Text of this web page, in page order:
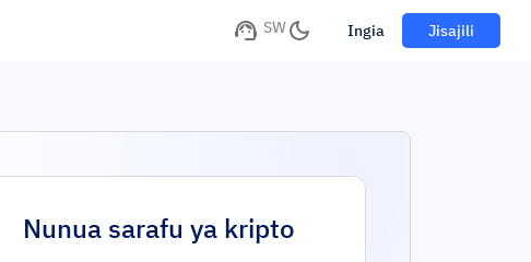
SW Ingia Jisajili
Nunua sarafu ya kripto